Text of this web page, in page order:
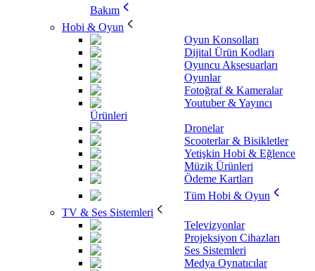
Bakım
Hobi & Oyun
Oyun Konsolları
Dijital Ürün Kodları
Oyuncu Aksesuarları
Oyunlar
Fotoğraf & Kameralar
Youtuber & Yayıncı
Ürünleri
Dronelar
Scooterlar & Bisikletler
Yetişkin Hobi & Eğlence
Müzik Ürünleri
Ödeme Kartları
Tüm Hobi & Oyun
TV & Ses Sistemleri
Televizyonlar
Projeksiyon Cihazları
Ses Sistemleri
Medya Oynatıcılar